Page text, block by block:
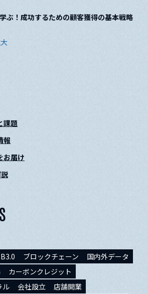
ぶ！成功するための顧客獲得の基本戦略
課題
報
お届け
ブロックチェーン
国内外データ
カーボンクレジット
ル
会社設立
店舗開業